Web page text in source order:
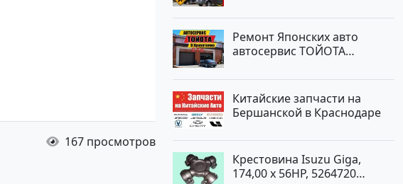
167 просмотров
Ремонт Японских авто
автосервис ТОЙОТА
Китайские запчасти на
Бершанской в Краснодаре
Крестовина Isuzu Giga,
174,00 x 56HP, 5264720